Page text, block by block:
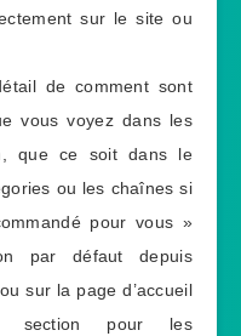
sur le site ou
de comment sont
vous voyez dans les
que ce soit dans le
ou les chaînes si
pour vous »
par défaut depuis
sur la page d’accueil
section pour les